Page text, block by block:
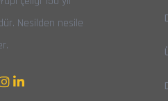
Nesilden nesile